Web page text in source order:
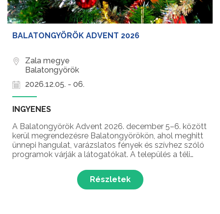
BALATONGYÖRÖK ADVENT 2026
Zala megye
Balatongyörök
2026.12.05. - 06.
INGYENES
A Balatongyörök Advent 2026. december 5–6. között
kerül megrendezésre Balatongyörökön, ahol meghitt
ünnepi hangulat, varázslatos fények és szívhez szóló
programok várják a látogatókat. A település a téli
karácsony közeledtével ünnepi díszbe öltözik, é...
Részletek